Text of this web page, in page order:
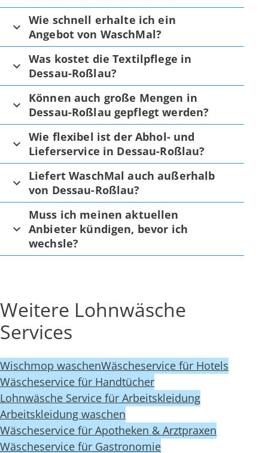
Wie schnell erhalte ich ein
Angebot von WaschMal?
Was kostet die Textilpflege in
Dessau-Roßlau?
Können auch große Mengen in
Dessau-Roßlau gepflegt werden?
Wie flexibel ist der Abhol- und
Lieferservice in Dessau-Roßlau?
Liefert WaschMal auch außerhalb
von Dessau-Roßlau?
Muss ich meinen aktuellen
Anbieter kündigen, bevor ich
wechsle?
Weitere Lohnwäsche
Services
Wischmop waschenWäscheservice für Hotels
Wäscheservice für Handtücher
Lohnwäsche Service für Arbeitskleidung
Arbeitskleidung waschen
Wäscheservice für Apotheken & Arztpraxen
Wäscheservice für Gastronomie